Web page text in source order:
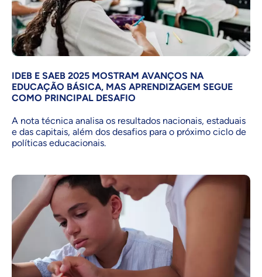
IDEB E SAEB 2025 MOSTRAM AVANÇOS NA
EDUCAÇÃO BÁSICA, MAS APRENDIZAGEM SEGUE
COMO PRINCIPAL DESAFIO
A nota técnica analisa os resultados nacionais, estaduais
e das capitais, além dos desafios para o próximo ciclo de
políticas educacionais.